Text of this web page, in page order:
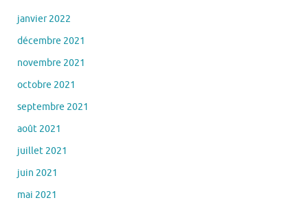
janvier 2022
décembre 2021
novembre 2021
octobre 2021
septembre 2021
août 2021
juillet 2021
juin 2021
mai 2021